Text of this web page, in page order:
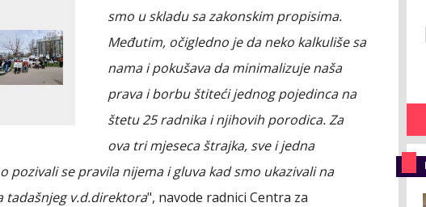
0
smo u skladu sa zakonskim propisima.
Međutim, očigledno je da neko kalkuliše sa
nama i pokušava da minimalizuje naša
prava i borbu štiteći jednog pojedinca na
štetu 25 radnika i njihovih porodica. Za
ova tri mjeseca štrajka, sve i jedna
pozivali se pravila nijema i gluva kad smo ukazivali na
v.d.direktora", navode radnici Centra za